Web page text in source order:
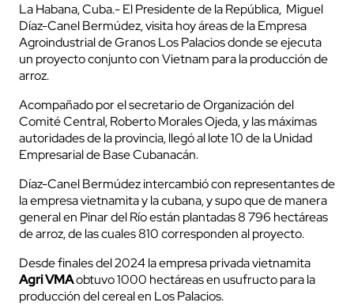
La Habana, Cuba.- ElPresidente de la República, Miguel
Díaz-Canel Bermúdez, visita hoy áreas de la Empresa
Agroindustrial de Granos Los Palacios donde se ejecuta
un proyecto conjunto con Vietnam para la producción de
arroz.
Acompañado por el secretario de Organización del
Comité Central, Roberto Morales Ojeda, y las máximas
autoridades de la provincia, llegó al lote 10 de la Unidad
Empresarial de Base Cubanacán.
Díaz-Canel Bermúdez intercambió con representantes de
la empresa vietnamita y la cubana, y supo que de manera
general en Pinar del Río están plantadas 8 796 hectáreas
de arroz, de las cuales 810 corresponden al proyecto.
Desde finales del 2024 la empresa privada vietnamita
Agri VMAobtuvo 1000 hectáreas en usufructo para la
producción del cereal en Los Palacios.